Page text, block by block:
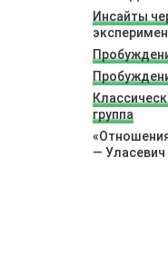
Инсайты
группа
— Уласевич